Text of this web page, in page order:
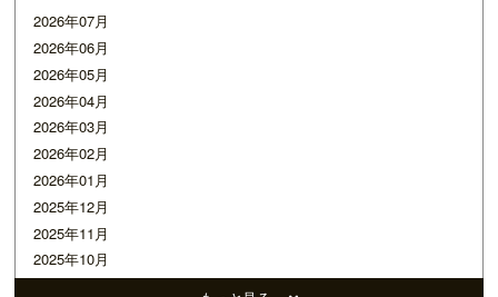
2026年07月
2026年06月
2026年05月
2026年04月
2026年03月
2026年02月
2026年01月
2025年12月
2025年11月
2025年10月
2025年09月